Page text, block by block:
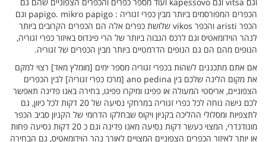
וגם vitsa וגם kapessovo ועוד מספר כפרים והכפרים הצפוניים שהם גם
הכפרים המפורסמים ביותר מבין כפרי זגוריה : papigo. mikro papigo וגם
הכפר aristi והכפר vikos שלושת כפרים אלה הם הכפרים הקרובים ביותר
לנהר הוידומאטיס וגם לרכס הגבוה ביותר של הרי פינדוס באיזור כפרי זגוריה,
הנופים מהם הם גם הנופים הדרמטיים ביותר מבין הכפרים של זגוריה.
אם אתם מתכננים לשהות בכפרי זגוריה מספר ימים [מומלץ מאד] רצוי למקם
את מקום הלינה שלכם בין ano pedina [מרכז כפרי זגוריה] לבין הכפרים
הצפוניים, אריסטי המעולה או פפיגו ומיקרו פפיגו, בחירה באנו פדינה תאפשר
לכם גישה נוחה לכל כפרי זגוריה במרחקי נסיעה של 20 דקות לכל כיוון, גם
לתצפיות ומסלולי ההליכה בקניון ויקוס שבחלקו הדרומי של הקניון סביב הכפר
מונודנדרי, המצוי כעשר דקות נסיעה מאנו פדינה וגם כ 20 דקות נסיעה פחות
או יותר לאיזור הכפרים הצפוניים המצויים לאורך נהר הוידומאטיס, גם הבחירה